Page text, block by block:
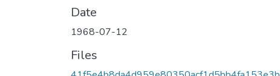
Date
1968-07-12
Files